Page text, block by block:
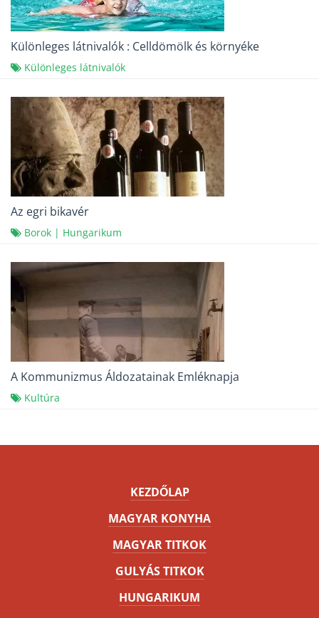
Különleges látnivalók : Celldömölk és környéke
Különleges látnivalók
Az egri bikavér
Borok | Hungarikum
A Kommunizmus Áldozatainak Emléknapja
Kultúra
KEZDŐLAP
MAGYAR KONYHA
MAGYAR TITKOK
GULYÁS TITKOK
HUNGARIKUM